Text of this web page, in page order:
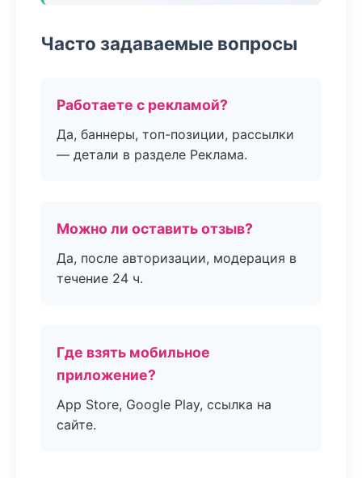
Часто задаваемые вопросы
Работаете с рекламой?
Да, баннеры, топ-позиции, рассылки
— детали в разделе Реклама.
Можно ли оставить отзыв?
Да, после авторизации, модерация в
течение 24 ч.
Где взять мобильное
приложение?
App Store, Google Play, ссылка на
сайте.